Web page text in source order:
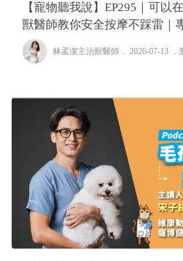
【寵物聽我說】EP295｜可以
獸醫師教你安全按摩不踩雷｜
林孟潔主治獸醫師 ． 2026-07-13 ．